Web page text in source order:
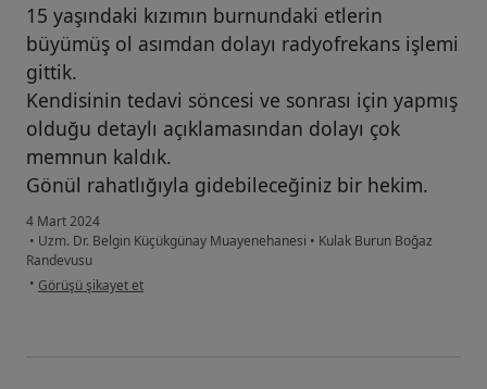
15 yaşındaki kızımın burnundaki etlerin
büyümüş ol asımdan dolayı radyofrekans işlemi
gittik.
Kendisinin tedavi söncesi ve sonrası için yapmış
olduğu detaylı açıklamasından dolayı çok
memnun kaldık.
Gönül rahatlığıyla gidebileceğiniz bir hekim.
4 Mart 2024
• Uzm. Dr. Belgin Küçükgünay Muayenehanesi • Kulak Burun Boğaz
Randevusu
• kullanıcının görüşüne göre me...p
Görüşü şikayet et